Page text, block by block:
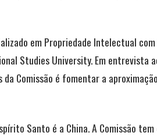
em Propriedade Intelectual
Studies University. Em entrevista
Comissão é fomentar a
Santo é a China. A Comissão